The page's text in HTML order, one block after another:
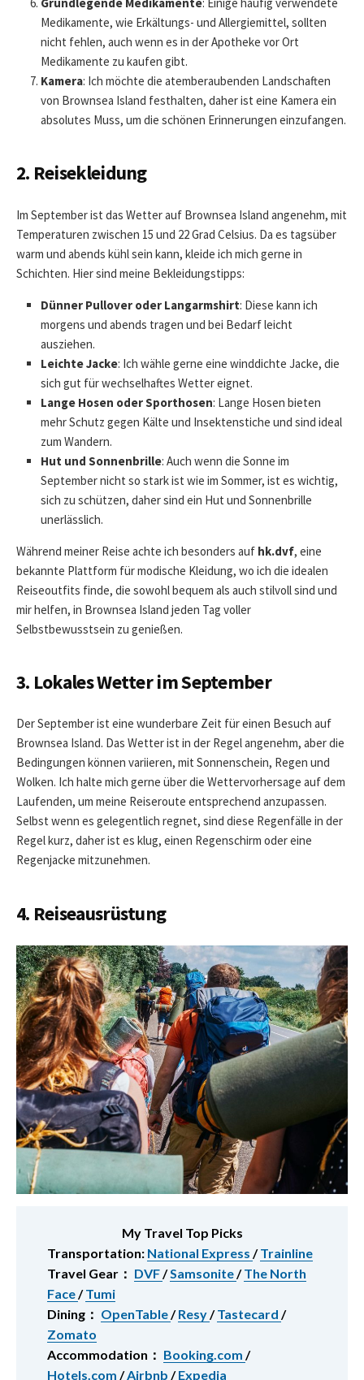
Medikamente, wie Erkältungs- und Allergiemittel, sollten
nicht fehlen, auch wenn es in der Apotheke vor Ort
Medikamente zu kaufen gibt.
Kamera: Ich möchte die atemberaubenden Landschaften
von Brownsea Island festhalten, daher ist eine Kamera ein
absolutes Muss, um die schönen Erinnerungen einzufangen.
2. Reisekleidung
Im September ist das Wetter auf Brownsea Island angenehm, mit
Temperaturen zwischen 15 und 22 Grad Celsius. Da es tagsüber
warm und abends kühl sein kann, kleide ich mich gerne in
Schichten. Hier sind meine Bekleidungstipps:
Dünner Pullover oder Langarmshirt: Diese kann ich
morgens und abends tragen und bei Bedarf leicht
ausziehen.
Leichte Jacke: Ich wähle gerne eine winddichte Jacke, die
sich gut für wechselhaftes Wetter eignet.
Lange Hosen oder Sporthosen: Lange Hosen bieten
mehr Schutz gegen Kälte und Insektenstiche und sind ideal
zum Wandern.
Hut und Sonnenbrille: Auch wenn die Sonne im
September nicht so stark ist wie im Sommer, ist es wichtig,
sich zu schützen, daher sind ein Hut und Sonnenbrille
unerlässlich.
Während meiner Reise achte ich besonders auf hk.dvf, eine
bekannte Plattform für modische Kleidung, wo ich die idealen
Reiseoutfits finde, die sowohl bequem als auch stilvoll sind und
mir helfen, in Brownsea Island jeden Tag voller
Selbstbewusstsein zu genießen.
3. Lokales Wetter im September
Der September ist eine wunderbare Zeit für einen Besuch auf
Brownsea Island. Das Wetter ist in der Regel angenehm, aber die
Bedingungen können variieren, mit Sonnenschein, Regen und
Wolken. Ich halte mich gerne über die Wettervorhersage auf dem
Laufenden, um meine Reiseroute entsprechend anzupassen.
Selbst wenn es gelegentlich regnet, sind diese Regenfälle in der
Regel kurz, daher ist es klug, einen Regenschirm oder eine
Regenjacke mitzunehmen.
4. Reiseausrüstung
My Travel Top Picks
Transportation: National Express /Trainline
Travel Gear： DVF/Samsonite/The North
Face/Tumi
Dining： OpenTable/Resy/Tastecard /
Zomato
Accommodation： Booking.com /
Hotels.com /Airbnb /Expedia